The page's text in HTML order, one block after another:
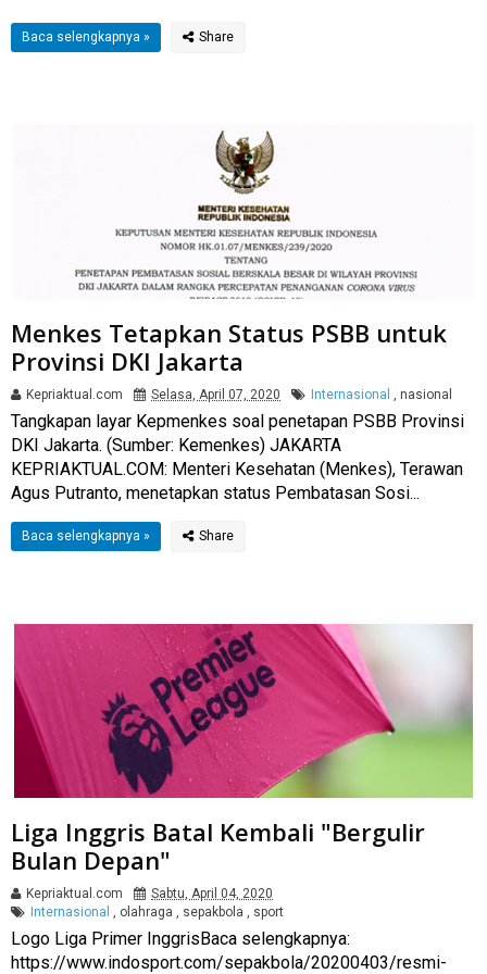
Baca selengkapnya »
Menkes Tetapkan Status PSBB untuk
Provinsi DKI Jakarta
Kepriaktual.com Selasa, April 07, 2020 Internasional nasional
Tangkapan layar Kepmenkes soal penetapan PSBB Provinsi
DKI Jakarta. (Sumber: Kemenkes) JAKARTA
KEPRIAKTUAL.COM: Menteri Kesehatan (Menkes), Terawan
Agus Putranto, menetapkan status Pembatasan Sosi...
Baca selengkapnya »
Liga Inggris Batal Kembali "Bergulir
Bulan Depan"
Kepriaktual.com
Sabtu, April 04, 2020
Internasional
olahraga sepakbola sport
Logo Liga Primer InggrisBaca selengkapnya:
https://www.indosport.com/sepakbola/20200403/resmi-